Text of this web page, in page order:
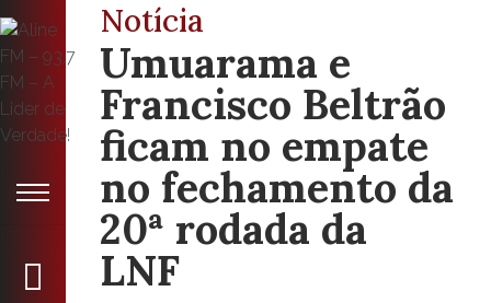
Notícia
Umuarama e
Francisco Beltrão
ficam no empate
no fechamento da
20ª rodada da
LNF